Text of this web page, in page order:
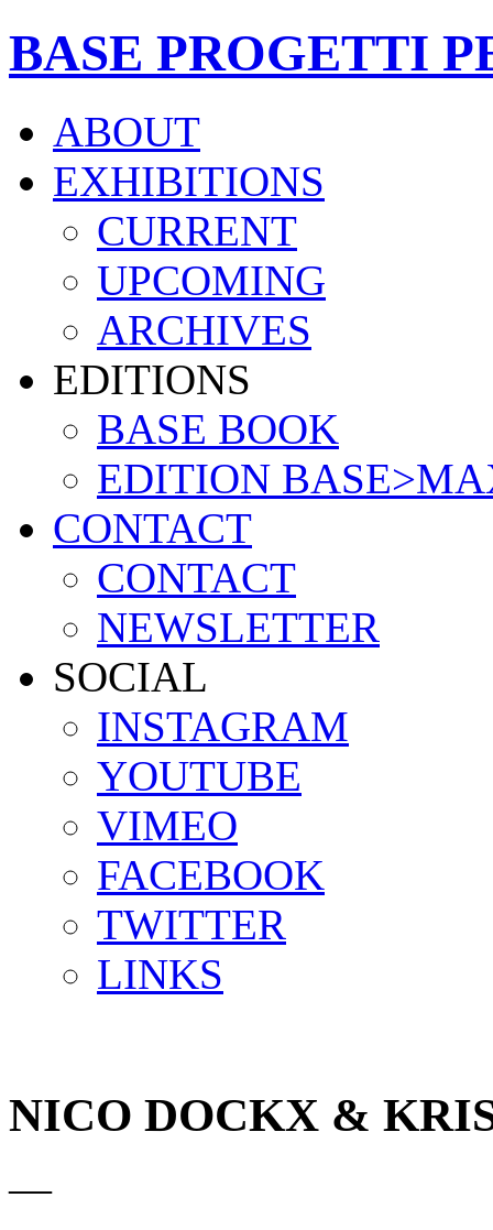
BASE PROGETTI
ABOUT
EXHIBITIONS
CURRENT
UPCOMING
ARCHIVES
EDITIONS
BASE BOOK
EDITION
CONTACT
CONTACT
NEWSLETTER
SOCIAL
INSTAGRAM
YOUTUBE
VIMEO
FACEBOOK
TWITTER
LINKS
NICO DOCKX &
—